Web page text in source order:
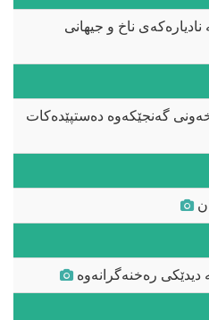
ناخ و جیهانی
گەنجێکەوە دەستپێدەکات
رەخنەگرانەوە